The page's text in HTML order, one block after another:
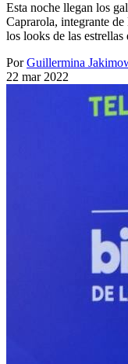
Esta noche llegan los
Caprarola, integrante
los looks de las
PorGuillermina
22 mar 2022